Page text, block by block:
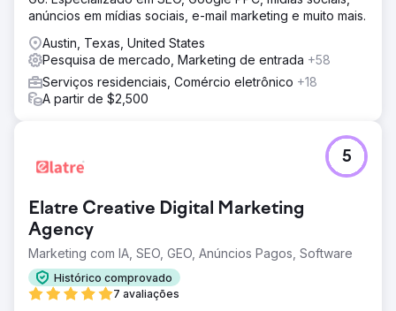
anúncios em mídias sociais, e-mail marketing e muito mais.
Austin, Texas, United States
Pesquisa de mercado, Marketing de entrada +58
Serviços residenciais, Comércio eletrônico +18
A partir de $2,500
Elatre Creative Digital Marketing
Agency
Marketing com IA, SEO, GEO, Anúncios Pagos, Software
Histórico comprovado
7 avaliações
5